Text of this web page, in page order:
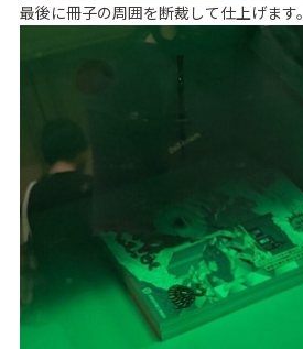
最後に冊子の周囲を断裁して仕上げます。